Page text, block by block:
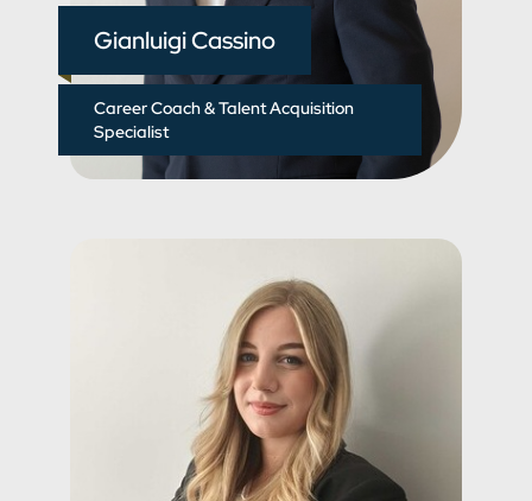
Gianluigi Cassino
Career Coach & Talent Acquisition
Specialist